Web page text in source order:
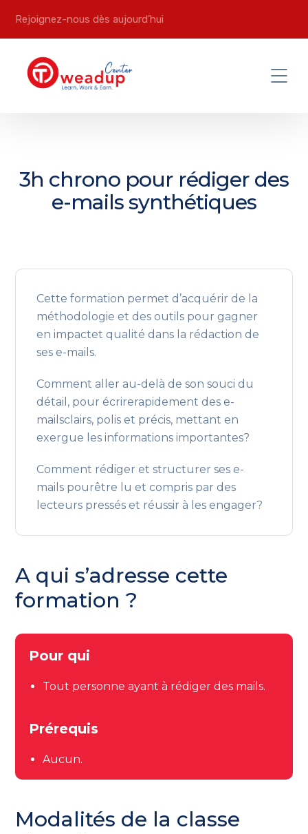
Rejoignez-nous dès aujourd’hui
3h chrono pour rédiger des
e-mails synthétiques
Cette formation permet d’acquérir de la
méthodologie et des outils pour gagner
en impactet qualité dans la rédaction de
ses e-mails.
Comment aller au-delà de son souci du
détail, pour écrirerapidement des e-
mailsclairs, polis et précis, mettant en
exergue les informations importantes?
Comment rédiger et structurer ses e-
mails pourêtre lu et compris par des
lecteurs pressés et réussir à les engager?
A qui s’adresse cette
formation ?
Pour qui
Tout personne ayant à rédiger des mails.
Prérequis
Aucun.
Modalités de la classe